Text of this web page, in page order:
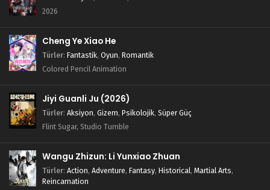
2026
Cheng Ye Xiao He
Türler: Fantastik, Oyun, Romantik
Colored Pencil Animation
Jiyi Guanli Ju (2026)
Türler: Aksiyon, Gizem, Psikolojik, Süper Güç
Flint Sugar, Studio Tumble
Wangu Zhizun: Li Yunxiao Zhuan
Türler: Action, Adventure, Fantasy, Historical, Martial Arts,
Reincarnation